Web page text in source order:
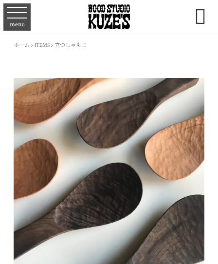
menu 
ホーム > ITEMS> 立つしゃもじ